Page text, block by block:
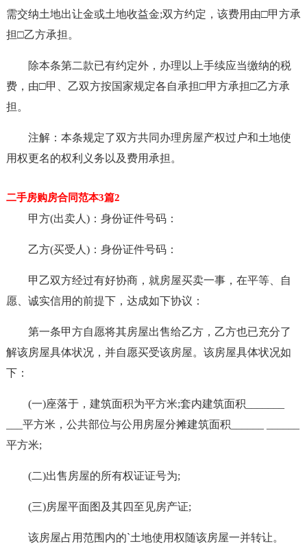
需交纳土地出让金或土地收益金;双方约定，该费用由□甲方承
担□乙方承担。
除本条第二款已有约定外，办理以上手续应当缴纳的税
费，由□甲、乙双方按国家规定各自承担□甲方承担□乙方承
担。
注解：本条规定了双方共同办理房屋产权过户和土地使
用权更名的权利义务以及费用承担。
二手房购房合同范本3篇2
甲方(出卖人)：身份证件号码：
乙方(买受人)：身份证件号码：
甲乙双方经过有好协商，就房屋买卖一事，在平等、自
愿、诚实信用的前提下，达成如下协议：
第一条甲方自愿将其房屋出售给乙方，乙方也已充分了
解该房屋具体状况，并自愿买受该房屋。该房屋具体状况如
下：
(一)座落于，建筑面积为平方米;套内建筑面积_______
___平方米，公共部位与公用房屋分摊建筑面积______ ______
平方米;
(二)出售房屋的所有权证证号为;
(三)房屋平面图及其四至见房产证;
该房屋占用范围内的`土地使用权随该房屋一并转让。